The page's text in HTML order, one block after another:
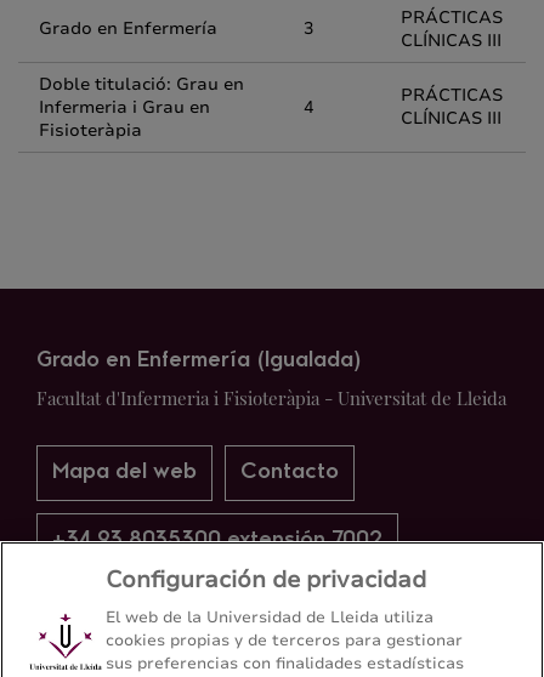
Grado en Enfermería 3
PRÁCTICAS
CLÍNICAS III
Doble titulació: Grau en
Infermeria i Grau en
Fisioteràpia
4
PRÁCTICAS
CLÍNICAS III
Grado en Enfermería (Igualada)
Facultat d'Infermeria i Fisioteràpia - Universitat de Lleida
Mapa del web Contacto
+34 93 8035300 extensión 7002
Configuración de privacidad
El web de la Universidad de Lleida utiliza
cookies propias y de terceros para gestionar
sus preferencias con finalidades estadísticas